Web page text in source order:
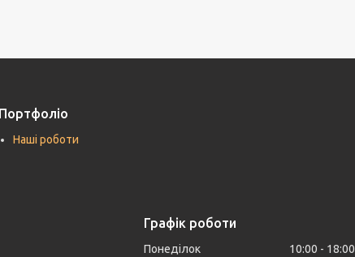
Портфоліо
Наші роботи
Графік роботи
Понеділок 10:00
18:00